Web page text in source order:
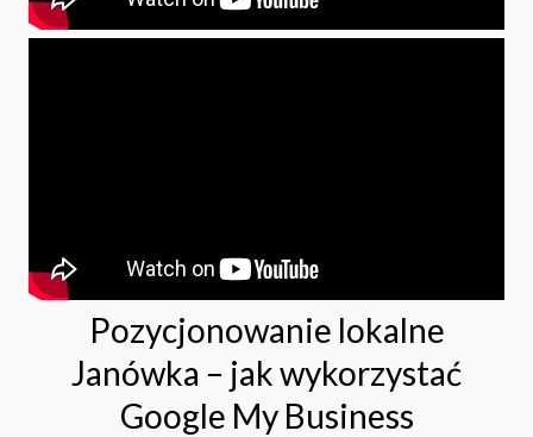
Pozycjonowanie lokalne
Janówka – jak wykorzystać
Google My Business